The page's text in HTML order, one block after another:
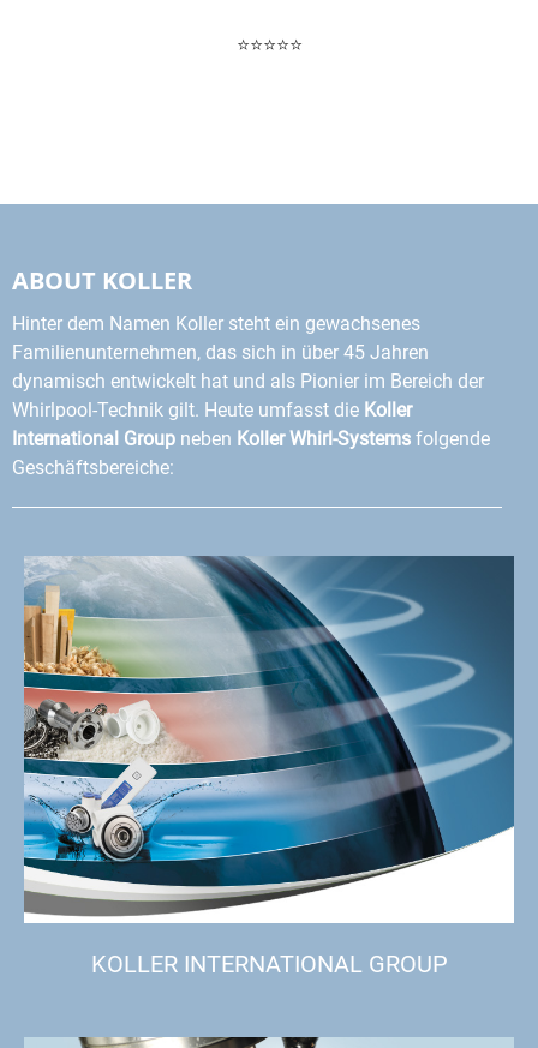
⭐⭐⭐⭐⭐
ABOUT KOLLER
Hinter dem Namen Koller steht ein gewachsenes
Familienunternehmen, das sich in über 45 Jahren
dynamisch entwickelt hat und als Pionier im Bereich der
Whirlpool-Technik gilt. Heute umfasst die Koller
International Group neben Koller Whirl-Systems folgende
Geschäftsbereiche:
KOLLER INTERNATIONAL GROUP